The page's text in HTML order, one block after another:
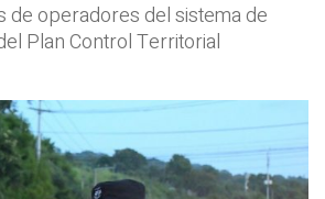
de operadores del sistema de
Plan Control Territorial